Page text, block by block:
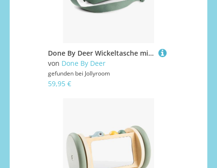
Done By Deer Wickeltasche mit Kinderwagenhaken, Grün
von Done By Deer
gefunden bei Jollyroom
59,95 €